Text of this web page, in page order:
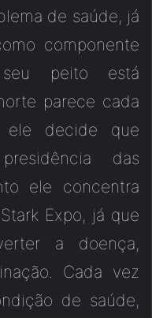
de saúde, já
componente
peito está
parece cada
ele decide que
das
ele concentra
Expo, já que
a doença,
Cada vez
de saúde,